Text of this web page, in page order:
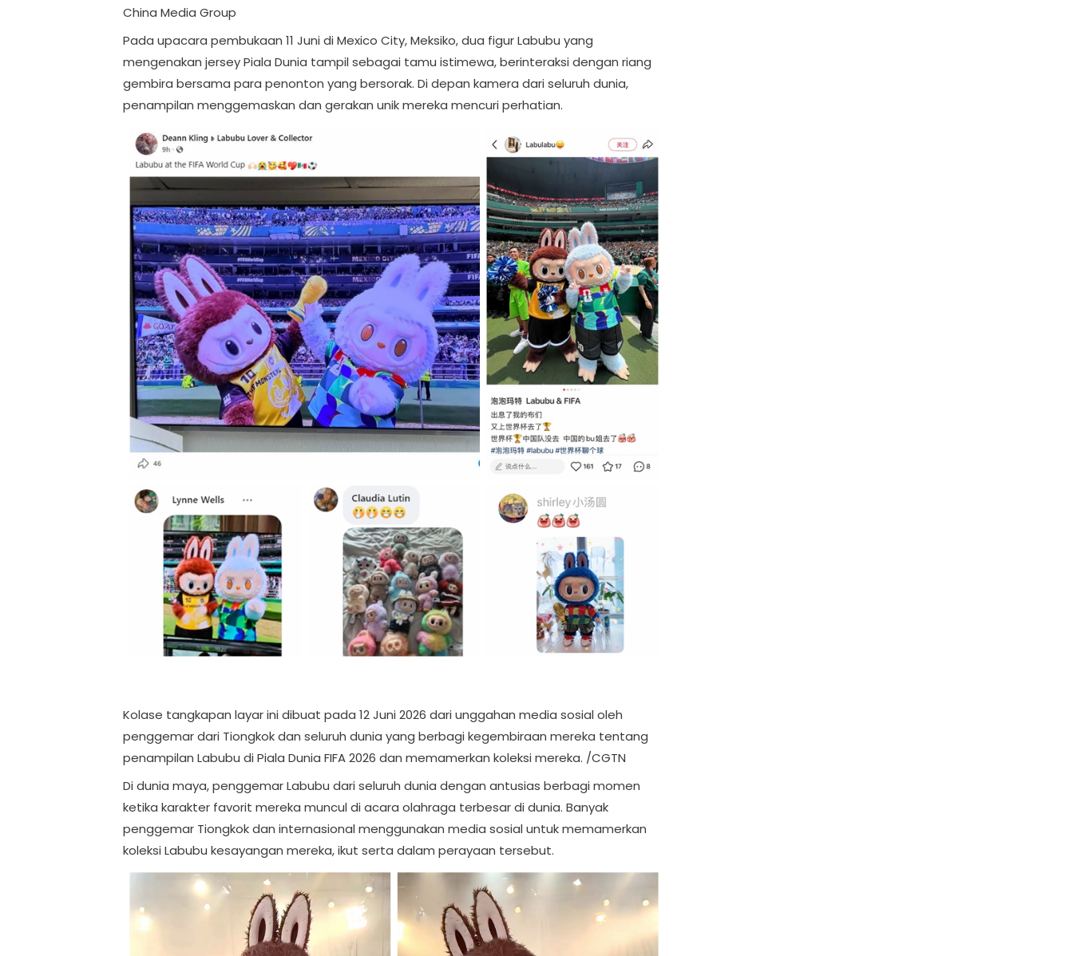
China Media Group
Pada upacara pembukaan 11 Juni di Mexico City, Meksiko, dua figur Labubu yang
mengenakan jersey Piala Dunia tampil sebagai tamu istimewa, berinteraksi dengan riang
gembira bersama para penonton yang bersorak. Di depan kamera dari seluruh dunia,
penampilan menggemaskan dan gerakan unik mereka mencuri perhatian.
Kolase tangkapan layar ini dibuat pada 12 Juni 2026 dari unggahan media sosial oleh
penggemar dari Tiongkok dan seluruh dunia yang berbagi kegembiraan mereka tentang
penampilan Labubu di Piala Dunia FIFA 2026 dan memamerkan koleksi mereka. /CGTN
Di dunia maya, penggemar Labubu dari seluruh dunia dengan antusias berbagi momen
ketika karakter favorit mereka muncul di acara olahraga terbesar di dunia. Banyak
penggemar Tiongkok dan internasional menggunakan media sosial untuk memamerkan
koleksi Labubu kesayangan mereka, ikut serta dalam perayaan tersebut.